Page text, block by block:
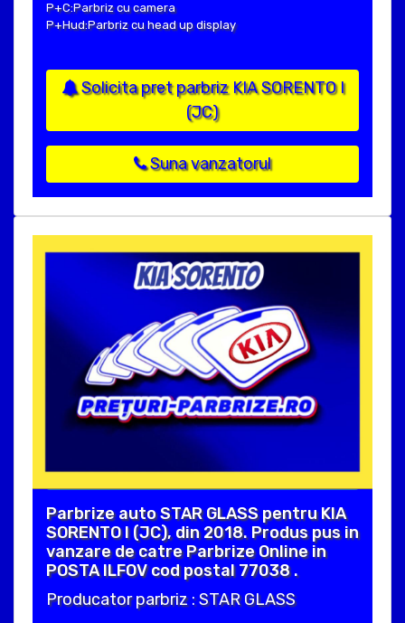
P+C:Parbriz cu camera
P+Hud:Parbriz cu head up display
Solicita pret parbriz KIA SORENTO I
(JC)
Suna vanzatorul
Parbrize auto STAR GLASS pentru KIA
SORENTO I (JC), din 2018. Produs pus in
vanzare de catre Parbrize Online in
POSTA ILFOV cod postal 77038 .
Producator parbriz : STAR GLASS